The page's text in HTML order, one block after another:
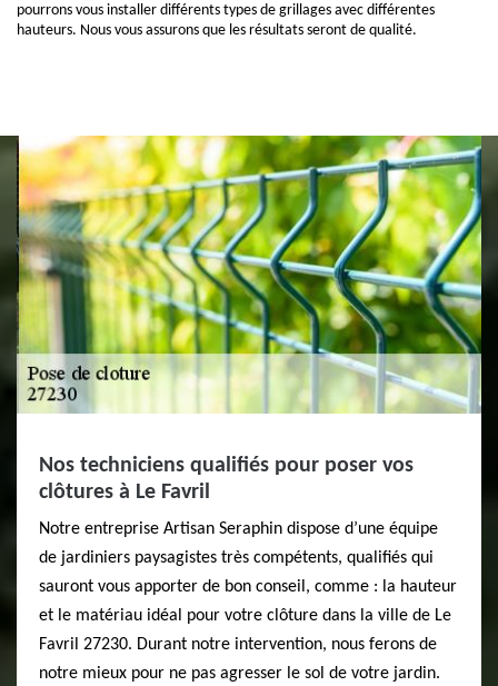
pourrons vous installer différents types de grillages avec différentes
hauteurs. Nous vous assurons que les résultats seront de qualité.
Nos techniciens qualifiés pour poser vos
clôtures à Le Favril
Notre entreprise Artisan Seraphin dispose d’une équipe
de jardiniers paysagistes très compétents, qualifiés qui
sauront vous apporter de bon conseil, comme : la hauteur
et le matériau idéal pour votre clôture dans la ville de Le
Favril 27230. Durant notre intervention, nous ferons de
notre mieux pour ne pas agresser le sol de votre jardin.